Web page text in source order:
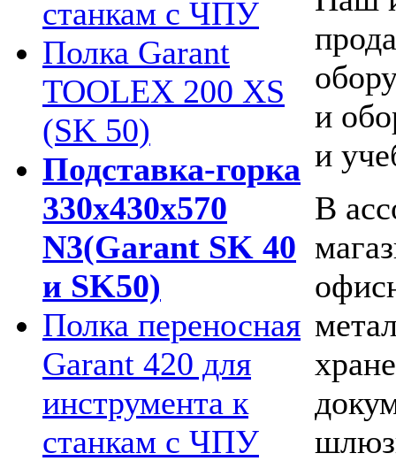
станкам с ЧПУ
Полка Garant
TOOLEX 200 XS
(SK 50)
Подставка-горка
330х430х570
N3(Garant SK 40
и SK50)
Полка переносная
Garant 420 для
инструмента к
станкам с ЧПУ
и
и
В